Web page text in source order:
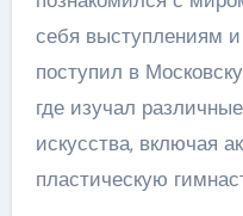
себя выступлениям
поступил в
где изучал
искусства, включая
пластическую